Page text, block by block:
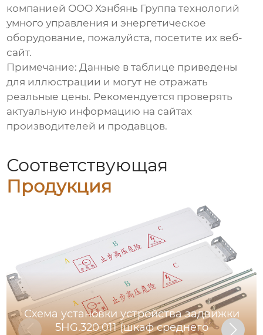
компанией ООО Хэнбянь Группа технологий
умного управления и энергетическое
оборудование, пожалуйста, посетите их веб-
сайт.
Примечание: Данные в таблице приведены
для иллюстрации и могут не отражать
реальные цены. Рекомендуется проверять
актуальную информацию на сайтах
производителей и продавцов.
Соответствующая
Продукция
Схема установки устройства задвижки
5HG.320.011 (шкаф среднего